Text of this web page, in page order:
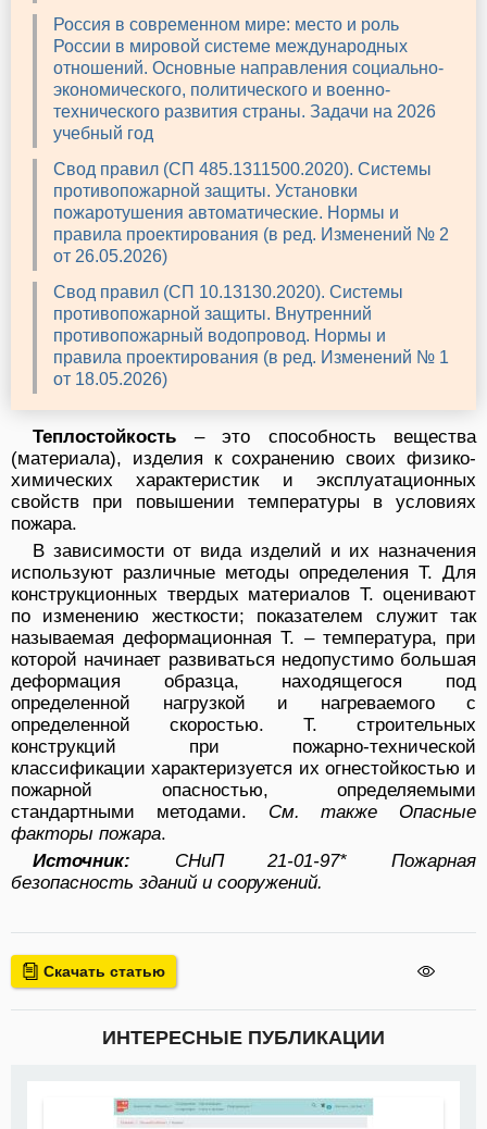
Россия в современном мире: место и роль
России в мировой системе международных
отношений. Основные направления социально-
экономического, политического и военно-
технического развития страны. Задачи на 2026
учебный год
Свод правил (СП 485.1311500.2020). Системы
противопожарной защиты. Установки
пожаротушения автоматические. Нормы и
правила проектирования (в ред. Изменений № 2
от 26.05.2026)
Свод правил (СП 10.13130.2020). Системы
противопожарной защиты. Внутренний
противопожарный водопровод. Нормы и
правила проектирования (в ред. Изменений № 1
от 18.05.2026)
Теплостойкость – это способность вещества
(материала), изделия к сохранению своих физико-
химических характеристик и эксплуатационных
свойств при повышении температуры в условиях
пожара.
В зависимости от вида изделий и их назначения
используют различные методы определения Т. Для
конструкционных твердых материалов Т. оценивают
по изменению жесткости; показателем служит так
называемая деформационная Т. – температура, при
которой начинает развиваться недопустимо большая
деформация образца, находящегося под
определенной нагрузкой и нагреваемого с
определенной скоростью. Т. строительных
конструкций при пожарно-технической
классификации характеризуется их огнестойкостью и
пожарной опасностью, определяемыми
стандартными методами. См. также Опасные
факторы пожара.
Источник: СНиП 21-01-97* Пожарная
безопасность зданий и сооружений.
Скачать статью
ИНТЕРЕСНЫЕ ПУБЛИКАЦИИ